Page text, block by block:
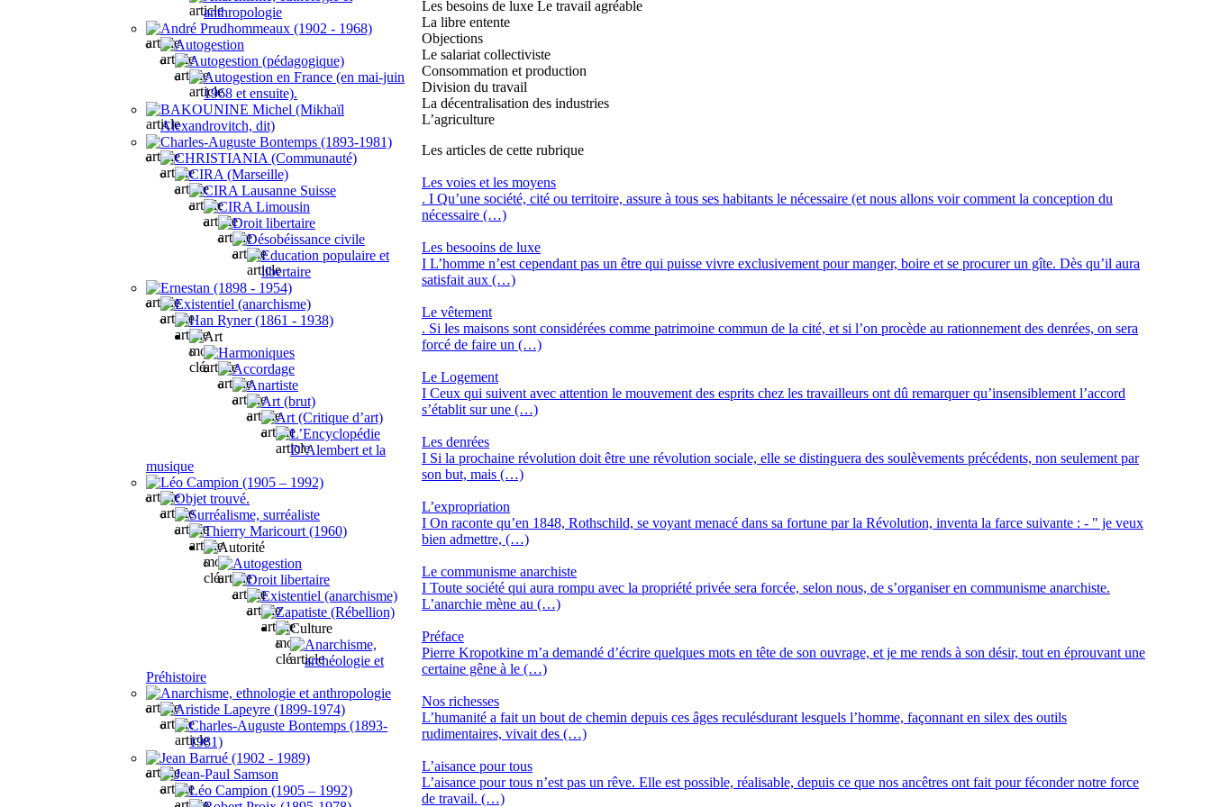
Les besoins de luxe Le travail agréable
La libre entente
Objections
Le salariat collectiviste
Consommation et production
Division du travail
La décentralisation des industries
L’agriculture
Les articles de cette rubrique
Les voies et les moyens
. I Qu’une société, cité ou territoire, assure à tous ses habitants le nécessaire (et nous allons voir comment la conception du
nécessaire (…)
Les besooins de luxe
I L’homme n’est cependant pas un être qui puisse vivre exclusivement pour manger, boire et se procurer un gîte. Dès qu’il aura
satisfait aux (…)
Le vêtement
. Si les maisons sont considérées comme patrimoine commun de la cité, et si l’on procède au rationnement des denrées, on sera
forcé de faire un (…)
Le Logement
I Ceux qui suivent avec attention le mouvement des esprits chez les travailleurs ont dû remarquer qu’insensiblement l’accord
s’établit sur une (…)
Les denrées
I Si la prochaine révolution doit être une révolution sociale, elle se distinguera des soulèvements précédents, non seulement par
son but, mais (…)
L’expropriation
I On raconte qu’en 1848, Rothschild, se voyant menacé dans sa fortune par la Révolution, inventa la farce suivante : - " je veux
bien admettre, (…)
Le communisme anarchiste
I Toute société qui aura rompu avec la propriété privée sera forcée, selon nous, de s’organiser en communisme anarchiste.
L’anarchie mène au (…)
Préface
Pierre Kropotkine m’a demandé d’écrire quelques mots en tête de son ouvrage, et je me rends à son désir, tout en éprouvant une
certaine gêne à le (…)
Nos richesses
L’humanité a fait un bout de chemin depuis ces âges reculésdurant lesquels l’homme, façonnant en silex des outils
rudimentaires, vivait des (…)
L’aisance pour tous
L’aisance pour tous n’est pas un rêve. Elle est possible, réalisable, depuis ce que nos ancêtres ont fait pour féconder notre force
de travail. (…)
anthropologie
André Prudhommeaux (1902 - 1968)
Autogestion
Autogestion (pédagogique)
Autogestion en France (en mai-juin
1968 et ensuite).
BAKOUNINE Michel (Mikhaïl
Alexandrovitch, dit)
Charles-Auguste Bontemps (1893-1981)
CHRISTIANIA (Communauté)
CIRA (Marseille)
CIRA Lausanne Suisse
CIRA Limousin
Droit libertaire
Désobéissance civile
Education populaire et
libertaire
Ernestan (1898 - 1954)
Existentiel (anarchisme)
Han Ryner (1861 - 1938)
Art
Harmoniques
Accordage
Anartiste
Art (brut)
Art (Critique d’art)
L’Encyclopédie
D’Alembert et la
musique
Léo Campion (1905 – 1992)
Objet trouvé.
Surréalisme, surréaliste
Thierry Maricourt (1960)
Autorité
Autogestion
Droit libertaire
Existentiel (anarchisme)
Zapatiste (Rébellion)
Culture
Anarchisme,
archéologie et
Préhistoire
Anarchisme, ethnologie et anthropologie
Aristide Lapeyre (1899-1974)
Charles-Auguste Bontemps (1893-
1981)
Jean Barrué (1902 - 1989)
Jean-Paul Samson
Léo Campion (1905 – 1992)